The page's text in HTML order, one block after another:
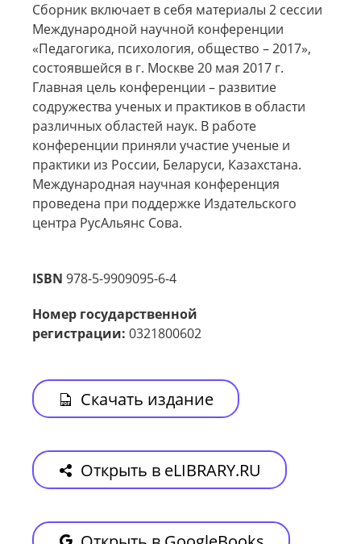
Сборник включает в себя материалы 2 сессии
Международной научной конференции
«Педагогика, психология, общество – 2017»,
состоявшейся в г. Москве 20 мая 2017 г.
Главная цель конференции – развитие
содружества ученых и практиков в области
различных областей наук. В работе
конференции приняли участие ученые и
практики из России, Беларуси, Казахстана.
Международная научная конференция
проведена при поддержке Издательского
центра РусАльянс Сова.
ISBN 978-5-9909095-6-4
Номер государственной
регистрации: 0321800602
Скачать издание
Открыть в eLIBRARY.RU